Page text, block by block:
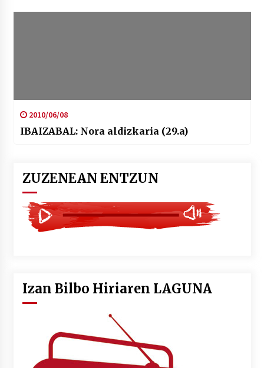
2010/06/08
IBAIZABAL: Nora aldizkaria (29.a)
ZUZENEAN ENTZUN
Izan Bilbo Hiriaren LAGUNA